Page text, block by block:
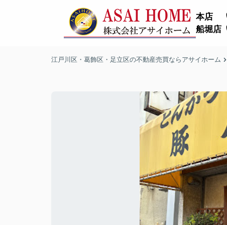
本店
船堀店
江戸川区・葛飾区・足立区の不動産売買ならアサイホーム